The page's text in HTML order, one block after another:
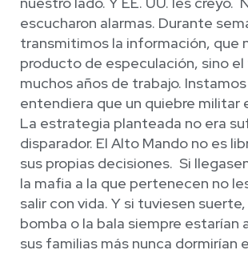
escucharon alarmas. Durante
transmitimos la información, que
producto de especulación, sino
muchos años de trabajo.
entendiera que un quiebre militar
La estrategia planteada no era
disparador. El Alto Mando no es
sus propias decisiones. Si
la mafia a la que pertenecen no
salir con vida. Y si tuviesen
bomba o la bala siempre estarían
sus familias más nunca dormirían